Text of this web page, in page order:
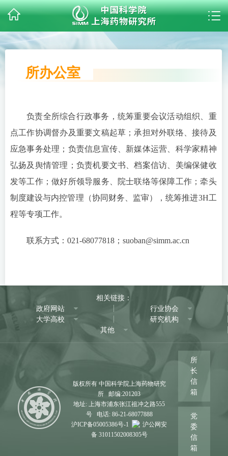
所办公室
负责全所综合行政事务，统筹重要会议活动组织、重
点工作协调督办及重要文稿起草；承担对外联络、接待及
应急事务处理；负责信息宣传、新媒体运营、科学家精神
弘扬及舆情管理；负责机要文书、档案信访、美编保健收
发等工作；做好所领导服务、院士联络等保障工作；牵头
制度建设与内控管理（协同财务、监审），统筹推进3H工
程等专项工作。
联系方式：021-68077818；suoban@simm.ac.cn
相关链接：
政府网站
行业协会
大学高校
研究机构
其他
版权所有 中国科学院上海药物研究
所 邮编:201203
地址: 上海市浦东张江祖冲之路555
号 电话: 86-21-68077888
沪ICP备05005386号-1
沪公网安
备 31011502008305号
所
长
信
箱
党
委
信
箱